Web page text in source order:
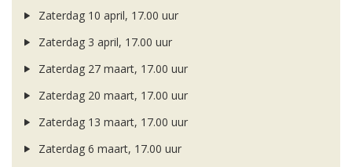
Zaterdag 10 april, 17.00 uur
Zaterdag 3 april, 17.00 uur
Zaterdag 27 maart, 17.00 uur
Zaterdag 20 maart, 17.00 uur
Zaterdag 13 maart, 17.00 uur
Zaterdag 6 maart, 17.00 uur